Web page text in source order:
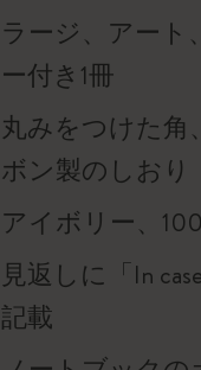
ラージ、アート
ー付き1冊
丸みをつけた角
ボン製のしおり
アイボリー、
見返しに「In
記載